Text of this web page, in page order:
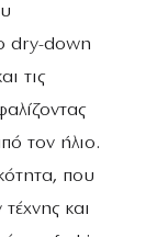
dry-down
τις
τον ήλιο.
που
και